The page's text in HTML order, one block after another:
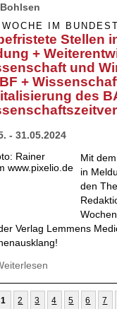
IM
Stellen
+
und
+
des
- 31.05.2024
Mit
in
den
Verlag Lemmens
+ Nachhaltigkeit
Digitalisierung
1 2 3 4 5 6 7